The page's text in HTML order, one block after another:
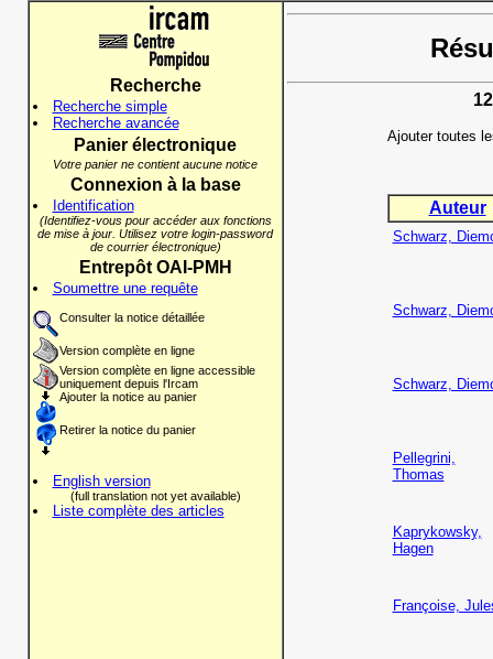
Recherche
Recherche simple
Recherche avancée
Panier électronique
Votre panier ne contient aucune notice
Connexion à la base
Identification
(Identifiez-vous pour accéder aux fonctions
de mise à jour. Utilisez votre login-password
de courrier électronique)
Entrepôt OAI-PMH
Soumettre une requête
Consulter la notice détaillée
Version complète en ligne
Version complète en ligne accessible
uniquement depuis l'Ircam
Ajouter la notice au panier
Retirer la notice du panier
English version
(full translation not yet available)
Liste complète des articles
Ajouter toutes
Auteur
Schwarz,
Schwarz,
Schwarz,
Pellegrini,
Thomas
Kaprykowsky,
Hagen
Françoise,